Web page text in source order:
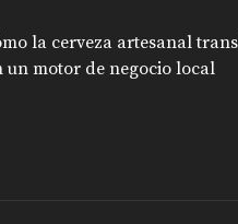
la cerveza artesanal
un motor de negocio local